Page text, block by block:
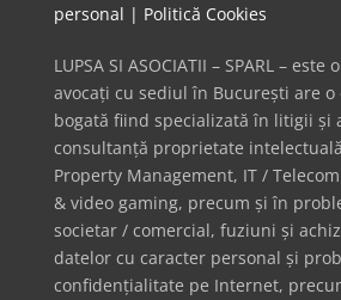
personal | Politică Cookies
LUPSA SI ASOCIATII – SPARL – este
avocați cu sediul în București are o
bogată fiind specializată în litigii și
consultanță proprietate
Property Management, IT /
& video gaming, precum și în
societar / comercial, fuziuni și
datelor cu caracter personal și
confidențialitate pe Internet,